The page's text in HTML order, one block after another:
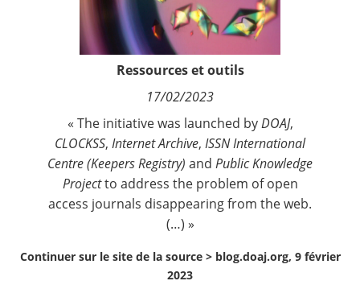
Nous suivre
Ressources et outils
17/02/2023
« The initiative was launched byDOAJ,
CLOCKSS, Internet Archive, ISSN International
Centre (Keepers Registry) and Public Knowledge
Projectto address the problem of open
access journals disappearing from the web.
(…) »
Continuer sur le site de la source > blog.doaj.org, 9 février
2023